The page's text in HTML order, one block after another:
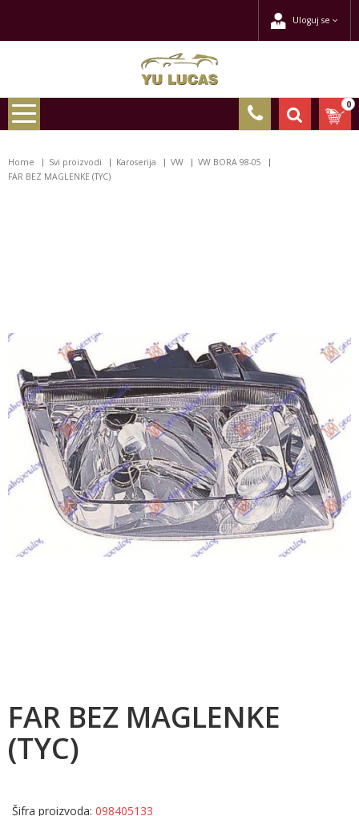
Uloguj se
0
Home Svi proizvodi Karoserija VW
VW BORA 98-05
FAR BEZ MAGLENKE (TYC)
FAR BEZ MAGLENKE
(TYC)
Šifra proizvoda: 098405133